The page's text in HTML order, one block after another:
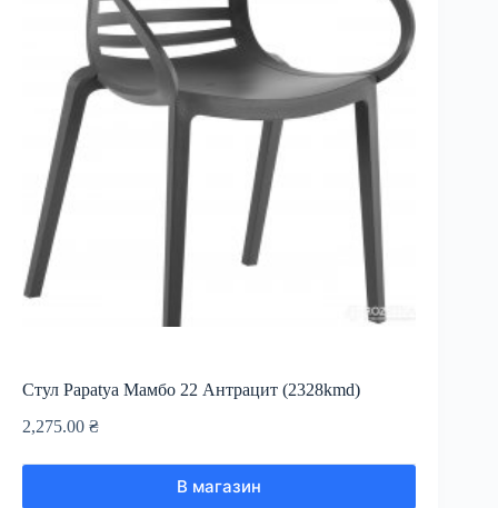
Стул Papatya Мамбо 22 Антрацит (2328kmd)
2,275.00 ₴
В магазин